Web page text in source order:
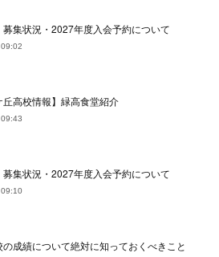
募集状況・2027年度入会予約について
丘高校情報】緑高食堂紹介
募集状況・2027年度入会予約について
成績について絶対に知っておくべきこと